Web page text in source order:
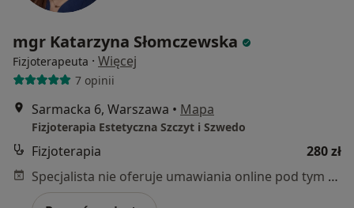
mgr Katarzyna Słomczewska
Fizjoterapeuta · Więcej
7 opinii
Sarmacka 6, Warszawa • Mapa
Fizjoterapia Estetyczna Szczyt i Szwedo
Fizjoterapia
280 zł
Specjalista nie oferuje umawiania online pod tym adresem.